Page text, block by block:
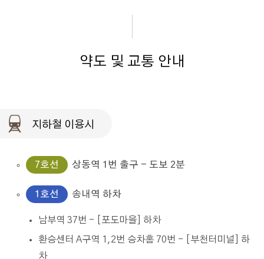
약도 및 교통 안내
지하철 이용시
7호선 상동역 1번 출구 - 도보 2분
1호선 송내역 하차
남부역 37번 - [포도마을] 하차
환승센터 A구역 1,2번 승차홈 70번 - [부천터미널] 하
차